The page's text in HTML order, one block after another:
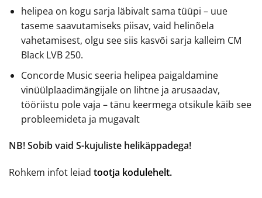
helipea on kogu sarja läbivalt sama tüüpi – uue
taseme saavutamiseks piisav, vaid helinõela
vahetamisest, olgu see siis kasvõi sarja kalleim CM
Black LVB 250.
Concorde Music seeria helipea paigaldamine
vinüülplaadimängijale on lihtne ja arusaadav,
tööriistu pole vaja – tänu keermega otsikule käib see
probleemideta ja mugavalt
NB! Sobib vaid S-kujuliste helikäppadega!
Rohkem infot leiad tootja kodulehelt.